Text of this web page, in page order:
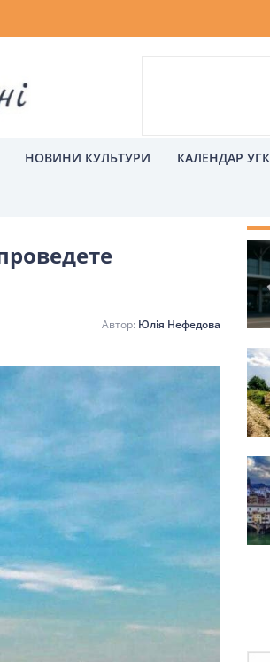
НОВИНИ КУЛЬТУРИ КАЛЕНДАР
Київ
Юлія Нефедова